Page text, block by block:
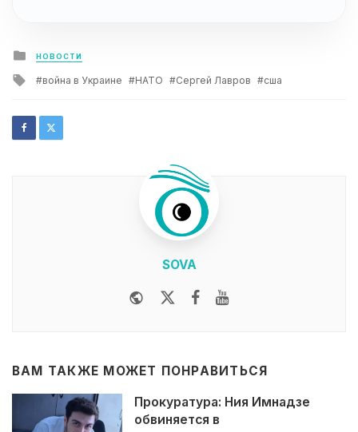
Posted
in
НОВОСТИ
Tagged
война в Украине НАТО Сергей Лавров сша
SOVA
WebsiteTwitterFacebook
ВАМ ТАКЖЕ МОЖЕТ ПОНРАВИТЬСЯ
Прокуратура: Ния Имнадзе
обвиняется в